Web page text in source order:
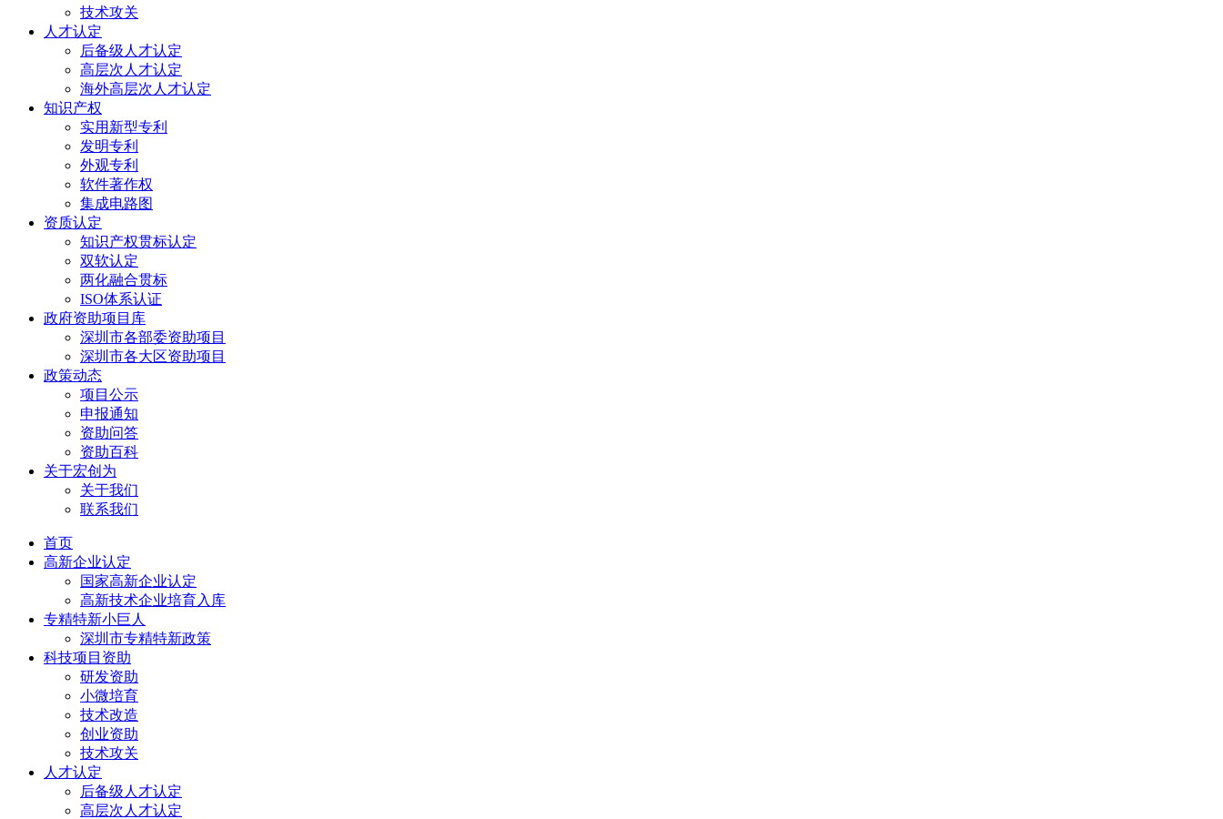
技术攻关
人才认定
后备级人才认定
高层次人才认定
海外高层次人才认定
知识产权
实用新型专利
发明专利
外观专利
软件著作权
集成电路图
资质认定
知识产权贯标认定
双软认定
两化融合贯标
ISO体系认证
政府资助项目库
深圳市各部委资助项目
深圳市各大区资助项目
政策动态
项目公示
申报通知
资助问答
资助百科
关于宏创为
关于我们
联系我们
首页
高新企业认定
国家高新企业认定
高新技术企业培育入库
专精特新小巨人
深圳市专精特新政策
科技项目资助
研发资助
小微培育
技术改造
创业资助
技术攻关
人才认定
后备级人才认定
高层次人才认定